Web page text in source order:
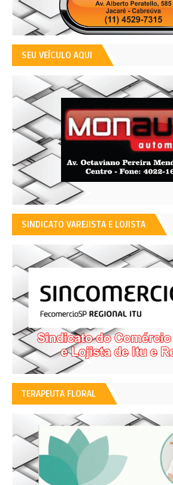
SEU VEÍCULO AQUI
SINDICATO VAREJISTA E LOJISTA
TERAPEUTA FLORAL